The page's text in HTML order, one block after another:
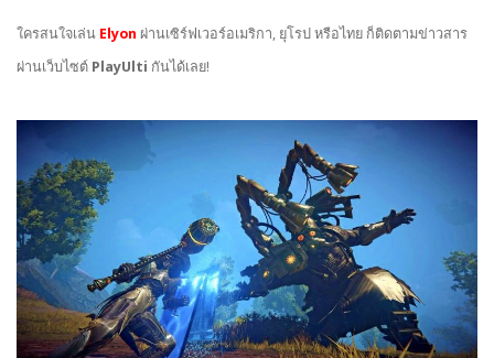
ใครสนใจเล่น Elyon ผ่านเซิร์ฟเวอร์อเมริกา, ยุโรป หรือไทย ก็ติดตามข่าวสาร
ผ่านเว็บไซต์ PlayUlti กันได้เลย!